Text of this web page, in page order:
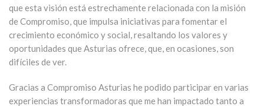
que esta visión está estrechamente relacionada con la misión
de Compromiso, que impulsa iniciativas para fomentar el
crecimiento económico y social, resaltando los valores y
oportunidades que Asturias ofrece, que, en ocasiones, son
difíciles de ver.
Gracias a Compromiso Asturias he podido participar en varias
experiencias transformadoras que me han impactado tanto a